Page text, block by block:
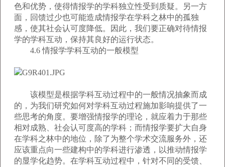
色和优势，使得情报学的学科独立性受到质疑。另一方
面，回馈过少也可能造成情报学在学科之林中的孤独
感，使其社会认可度降低。因此，我们要正确对待情报
学的学科互动，保持其良好的运行状态。
4.6 情报学学科互动的一般模型
该模型是根据学科互动过程中的一般情况抽象而成
的，为我们研究如何对学科互动过程施加影响提供了一
些思考的角度。要增强情报学的理论，就应着力于那些
相对成熟、社会认可度高的学科；而情报学要扩大自身
在学科之林中的地位，除了为整个学术交流服务外，还
应该重点向一些建构中的学科进行渗透，以推动情报学
的显学化趋势。在学科互动过程中，针对不同的受馈、